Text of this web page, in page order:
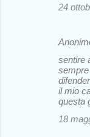
24
sentire
il mio
questa
18